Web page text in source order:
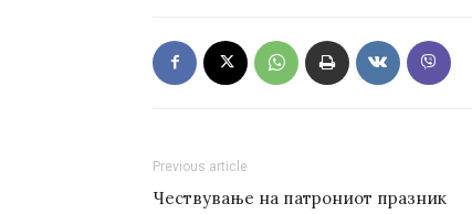
Previous article
Чествување на патрониот празник